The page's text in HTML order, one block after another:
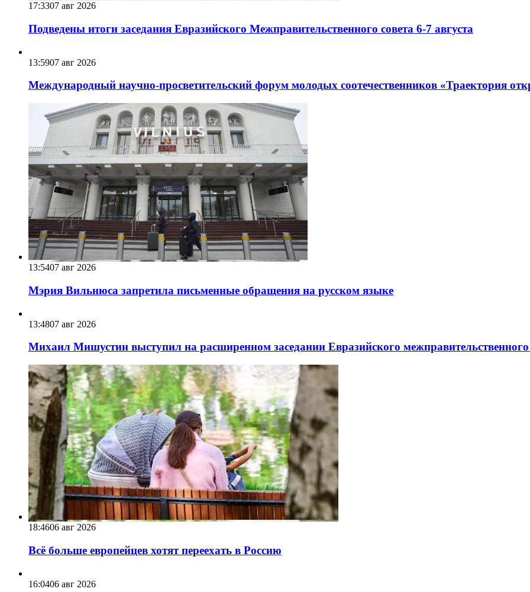
17:3307 авг 2026
Подведены итоги заседания Евразийского Межправительственного совета 6-7 августа
13:5907 авг 2026
Международный научно-просветительский форум молодых соотечественников «Траектория
13:5407 авг 2026
Мэрия Вильнюса запретила письменные обращения на русском языке
13:4807 авг 2026
Михаил Мишустин выступил на расширенном заседании Евразийского
18:4606 авг 2026
Всё больше европейцев хотят переехать в Россию
16:0406 авг 2026